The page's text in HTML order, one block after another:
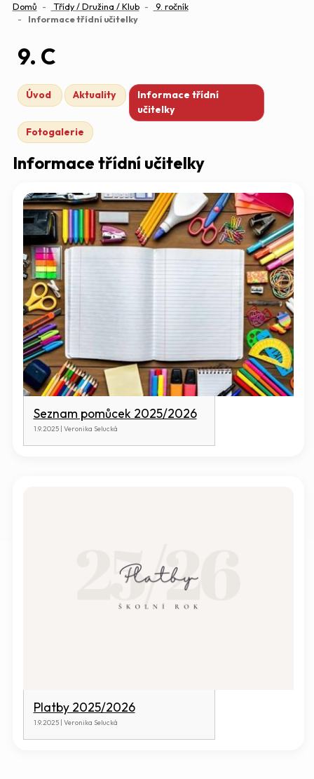
Domů Třídy / Družina / Klub
9. ročník
Informace třídní učitelky(aktuální)
9. C
Úvod Aktuality
Informace třídní
učitelky
Fotogalerie
Informace třídní učitelky
Seznam pomůcek 2025/2026
1.9.2025 | Veronika Selucká
Platby 2025/2026
1.9.2025 | Veronika Selucká